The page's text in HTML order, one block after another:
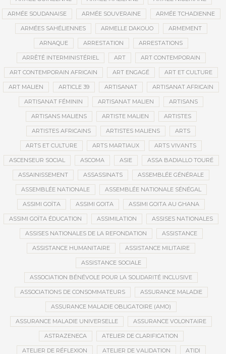
ARMÉE SOUDANAISE ARMÉE SOUVERAINE ARMÉE TCHADIENNE
ARMÉES SAHÉLIENNES ARMELLE DAKOUO ARMEMENT
ARNAQUE ARRESTATION ARRESTATIONS
ARRÊTÉ INTERMINISTÉRIEL ART ART CONTEMPORAIN
ART CONTEMPORAIN AFRICAIN ART ENGAGÉ ART ET CULTURE
ART MALIEN ARTICLE 39 ARTISANAT ARTISANAT AFRICAIN
ARTISANAT FÉMININ ARTISANAT MALIEN ARTISANS
ARTISANS MALIENS ARTISTE MALIEN ARTISTES
ARTISTES AFRICAINS ARTISTES MALIENS ARTS
ARTS ET CULTURE ARTS MARTIAUX ARTS VIVANTS
ASCENSEUR SOCIAL ASCOMA ASIE ASSA BADIALLO TOURÉ
ASSAINISSEMENT ASSASSINATS ASSEMBLÉE GÉNÉRALE
ASSEMBLÉE NATIONALE ASSEMBLÉE NATIONALE SÉNÉGAL
ASSIMI GOÏTA ASSIMI GOITA ASSIMI GOITA AU GHANA
ASSIMI GOÏTA ÉDUCATION ASSIMILATION ASSISES NATIONALES
ASSISES NATIONALES DE LA REFONDATION ASSISTANCE
ASSISTANCE HUMANITAIRE ASSISTANCE MILITAIRE
ASSISTANCE SOCIALE
ASSOCIATION BÉNÉVOLE POUR LA SOLIDARITÉ INCLUSIVE
ASSOCIATIONS DE CONSOMMATEURS ASSURANCE MALADIE
ASSURANCE MALADIE OBLIGATOIRE (AMO)
ASSURANCE MALADIE UNIVERSELLE ASSURANCE VOLONTAIRE
ASTRAZENECA ATELIER DE CLARIFICATION
ATELIER DE RÉFLEXION ATELIER DE VALIDATION ATIDI